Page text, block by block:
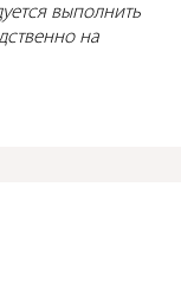
выполнить
на